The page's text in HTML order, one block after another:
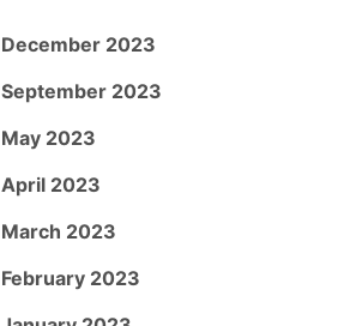
December 2023
September 2023
May 2023
April 2023
March 2023
February 2023